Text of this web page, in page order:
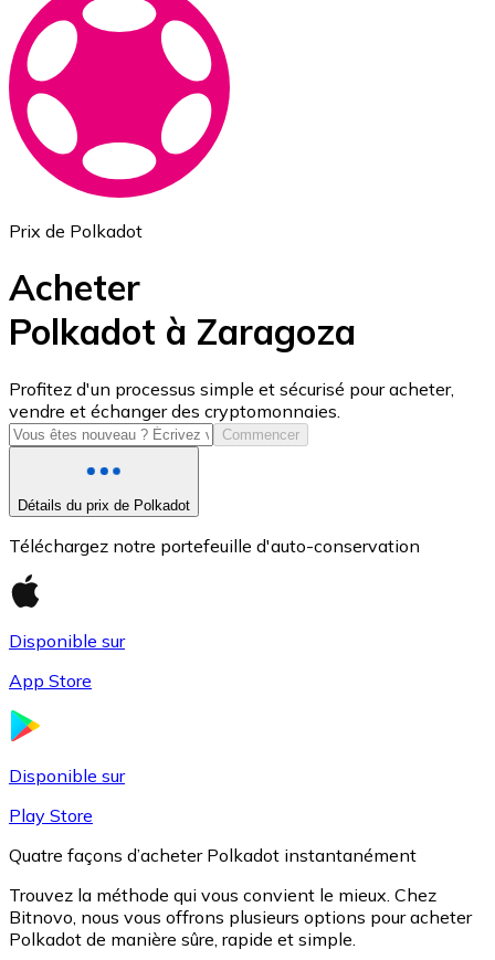
Ethereum
ETH
USD Coin
USDC
Prix de Polkadot
Acheter
Polkadot à Zaragoza
Profitez d'un processus simple et sécurisé pour acheter,
vendre et échanger des cryptomonnaies.
Commencer
Détails du prix de Polkadot
Téléchargez notre portefeuille d'auto-conservation
Disponible sur
App Store
Disponible sur
Play Store
Quatre façons d’acheter Polkadot instantanément
Trouvez la méthode qui vous convient le mieux. Chez
Bitnovo, nous vous offrons plusieurs options pour acheter
Polkadot de manière sûre, rapide et simple.